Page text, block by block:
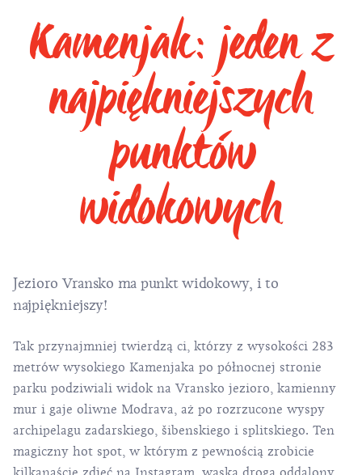
Kamenjak: jeden z
najpiękniejszych
punktów
widokowych
Jezioro Vransko ma punkt widokowy, i to
najpiękniejszy!
Tak przynajmniej twierdzą ci, którzy z wysokości 283
metrów wysokiego Kamenjaka po północnej stronie
parku podziwiali widok na Vransko jezioro, kamienny
mur i gaje oliwne Modrava, aż po rozrzucone wyspy
archipelagu zadarskiego, šibenskiego i splitskiego. Ten
magiczny hot spot, w którym z pewnością zrobicie